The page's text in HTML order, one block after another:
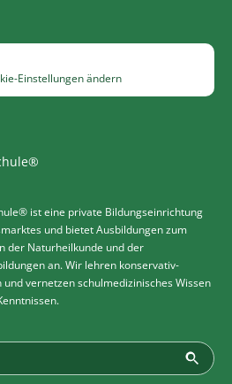
Einstellungen ändern
ist eine private Bildungseinrichtung
und bietet Ausbildungen zum
der Naturheilkunde und der
an. Wir lehren konservativ-
vernetzen schulmedizinisches Wissen